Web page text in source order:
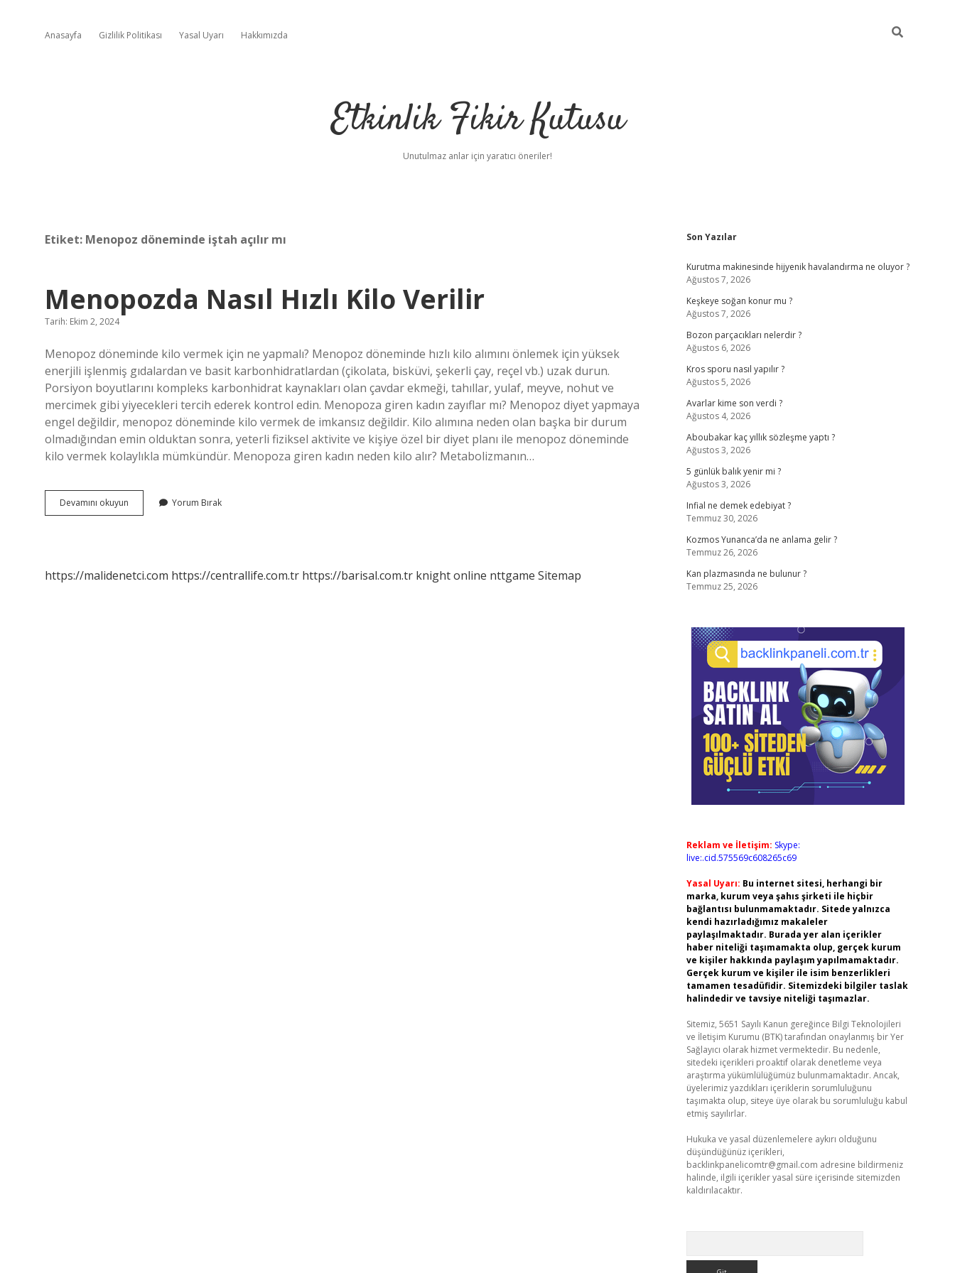
Anasayfa Gizlilik Politikası Yasal Uyarı Hakkımızda
Etkinlik Fikir Kutusu
Unutulmaz anlar için yaratıcı öneriler!
Etiket: Menopoz döneminde iştah açılır mı
Menopozda Nasıl Hızlı Kilo Verilir
Tarih: Ekim 2, 2024
Menopoz döneminde kilo vermek için ne yapmalı? Menopoz döneminde hızlı kilo alımını önlemek için yüksek
enerjili işlenmiş gıdalardan ve basit karbonhidratlardan (çikolata, bisküvi, şekerli çay, reçel vb.) uzak durun.
Porsiyon boyutlarını kompleks karbonhidrat kaynakları olan çavdar ekmeği, tahıllar, yulaf, meyve, nohut ve
mercimek gibi yiyecekleri tercih ederek kontrol edin. Menopoza giren kadın zayıflar mı? Menopoz diyet yapmaya
engel değildir, menopoz döneminde kilo vermek de imkansız değildir. Kilo alımına neden olan başka bir durum
olmadığından emin olduktan sonra, yeterli fiziksel aktivite ve kişiye özel bir diyet planı ile menopoz döneminde
kilo vermek kolaylıkla mümkündür. Menopoza giren kadın neden kilo alır? Metabolizmanın…
Devamını okuyun Menopozda
Nasıl
Yorum Bırak
https://malidenetci.com https://centrallife.com.tr https://barisal.com.tr knight online nttgame Sitemap
Sidebar
Son Yazılar
Kurutma makinesinde hijyenik havalandırma ne oluyor ?
Ağustos 7, 2026
Keşkeye soğan konur mu ?
Ağustos 7, 2026
Bozon parçacıkları nelerdir ?
Ağustos 6, 2026
Kros sporu nasıl yapılır ?
Ağustos 5, 2026
Avarlar kime son verdi ?
Ağustos 4, 2026
Aboubakar kaç yıllık sözleşme yaptı ?
Ağustos 3, 2026
5 günlük balık yenir mi ?
Ağustos 3, 2026
Infial ne demek edebiyat ?
Temmuz 30, 2026
Kozmos Yunanca’da ne anlama gelir ?
Temmuz 26, 2026
Kan plazmasında ne bulunur ?
Temmuz 25, 2026
Reklam ve İletişim: Skype:
live:.cid.575569c608265c69
Yasal Uyarı: Bu internet sitesi, herhangi bir
marka, kurum veya şahıs şirketi ile hiçbir
bağlantısı bulunmamaktadır. Sitede yalnızca
kendi hazırladığımız makaleler
paylaşılmaktadır. Burada yer alan içerikler
haber niteliği taşımamakta olup, gerçek kurum
ve kişiler hakkında paylaşım yapılmamaktadır.
Gerçek kurum ve kişiler ile isim benzerlikleri
tamamen tesadüfidir. Sitemizdeki bilgiler taslak
halindedir ve tavsiye niteliği taşımazlar.
Sitemiz, 5651 Sayılı Kanun gereğince Bilgi Teknolojileri
ve İletişim Kurumu (BTK) tarafından onaylanmış bir Yer
Sağlayıcı olarak hizmet vermektedir. Bu nedenle,
sitedeki içerikleri proaktif olarak denetleme veya
araştırma yükümlülüğümüz bulunmamaktadır. Ancak,
üyelerimiz yazdıkları içeriklerin sorumluluğunu
taşımakta olup, siteye üye olarak bu sorumluluğu kabul
etmiş sayılırlar.
Hukuka ve yasal düzenlemelere aykırı olduğunu
düşündüğünüz içerikleri,
backlinkpanelicomtr@gmail.com adresine bildirmeniz
halinde, ilgili içerikler yasal süre içerisinde sitemizden
kaldırılacaktır.